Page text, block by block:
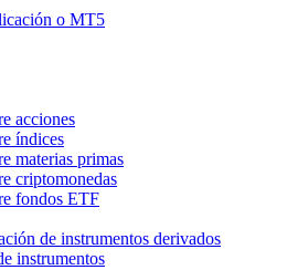
o MT5
acciones
índices
materias primas
criptomonedas
fondos ETF
de instrumentos derivados
instrumentos